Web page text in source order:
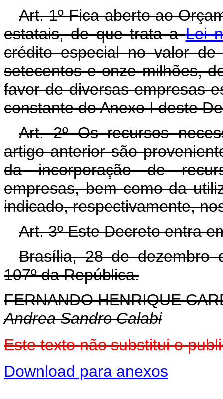
Art. 1º Fica aberto ao
estatais, de que trata aLei
crédito especial no valor de
setecentos e onze milhões,
favor de diversas empresas
constante do Anexo I deste
Art. 2º Os recursos
artigo anterior são
da incorporação de
empresas, bem como da
indicado, respectivamente,
Art. 3º Este Decreto entra
Brasília, 28 de dezembro
107º da República.
FERNANDO HENRIQUE
Andrea Sandro Calabi
Este texto não substitui o
Download para anexos